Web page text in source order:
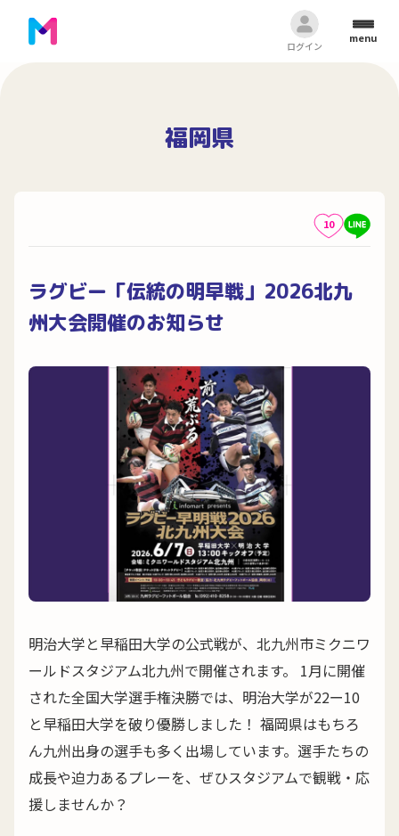
ログイン
menu
福岡県
10
ラグビー「伝統の明早戦」2026北九
州大会開催のお知らせ
明治大学と早稲田大学の公式戦が、北九州市ミクニワ
ールドスタジアム北九州で開催されます。 1月に開催
された全国大学選手権決勝では、明治大学が22ー10
と早稲田大学を破り優勝しました！ 福岡県はもちろ
ん九州出身の選手も多く出場しています。選手たちの
成長や迫力あるプレーを、ぜひスタジアムで観戦・応
援しませんか？